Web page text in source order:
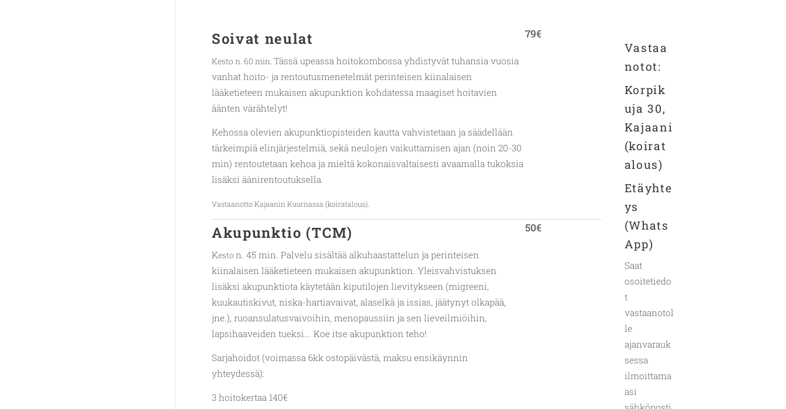
Soivat neulat
Kesto n. 60 min. Tässä upeassa hoitokombossa yhdistyvät tuhansia vuosia
vanhat hoito- ja rentoutusmenetelmät perinteisen kiinalaisen
lääketieteen mukaisen akupunktion kohdatessa maagiset hoitavien
äänten värähtelyt!
Kehossa olevien akupunktiopisteiden kautta vahvistetaan ja säädellään
tärkeimpiä elinjärjestelmiä, sekä neulojen vaikuttamisen ajan (noin 20-30
min) rentoutetaan kehoa ja mieltä kokonaisvaltaisesti avaamalla tukoksia
lisäksi äänirentoutuksella.
Vastaanotto Kajaanin Kuurnassa (koiratalous).
79€
Akupunktio (TCM)
Kesto n. 45 min. Palvelu sisältää alkuhaastattelun ja perinteisen
kiinalaisen lääketieteen mukaisen akupunktion. Yleisvahvistuksen
lisäksi akupunktiota käytetään kiputilojen lievitykseen (migreeni,
kuukautiskivut, niska-hartiavaivat, alaselkä ja issias, jäätynyt olkapää,
jne.), ruoansulatusvaivoihin, menopaussiin ja sen lieveilmiöihin,
lapsihaaveiden tueksi... Koe itse akupunktion teho!
Sarjahoidot (voimassa 6kk ostopäivästä, maksu ensikäynnin
yhteydessä):
3 hoitokertaa 140€
50€
Vastaa
notot:
Korpik
uja 30,
Kajaani
(koirat
alous)
Etäyhte
ys
(Whats
App)
Saat
osoitetiedo
t
vastaanotol
le
ajanvarauk
sessa
ilmoittama
asi